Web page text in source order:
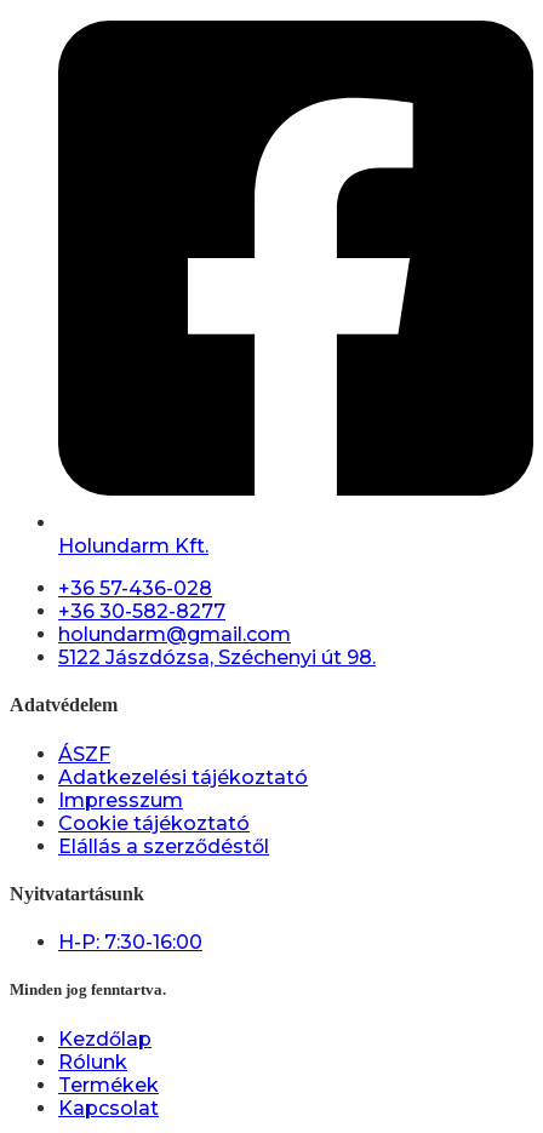
Holundarm Kft.
+36 57-436-028
+36 30-582-8277
holundarm@gmail.com
5122 Jászdózsa, Széchenyi út 98.
Adatvédelem
ÁSZF
Adatkezelési tájékoztató
Impresszum
Cookie tájékoztató
Elállás a szerződéstől
Nyitvatartásunk
H-P: 7:30-16:00
Minden jog fenntartva.
Kezdőlap
Rólunk
Termékek
Kapcsolat